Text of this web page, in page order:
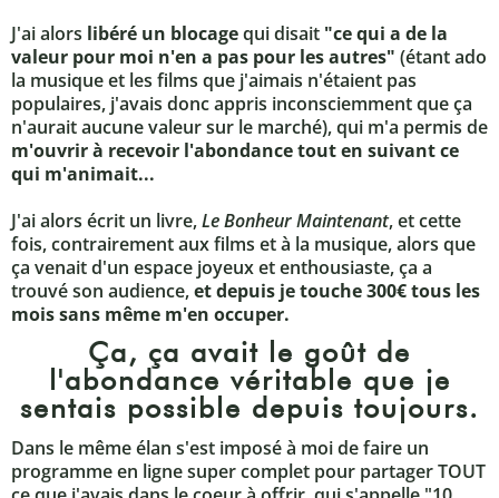
J'ai alors libéré un blocagequi disait "ce qui a de la
valeur pour moi n'en a pas pour les autres" (étant ado
la musique et les films que j'aimais n'étaient pas
populaires, j'avais donc appris inconsciemment que ça
n'aurait aucune valeur sur le marché), qui m'a permis de
m'ouvrir à recevoir l'abondance tout en suivant ce
qui m'animait...
J'ai alors écrit un livre,Le Bonheur Maintenant, et cette
fois, contrairement aux films et à la musique, alors que
ça venait d'un espace joyeux et enthousiaste, ça a
trouvé son audience,et depuis je touche 300€ tous les
mois sans même m'en occuper.
Ça, ça avait le goût de
l'abondance véritable que je
sentais possible depuis toujours.
Dans le même élan s'est imposé à moi de faire un
programme en ligne super complet pour partager TOUT